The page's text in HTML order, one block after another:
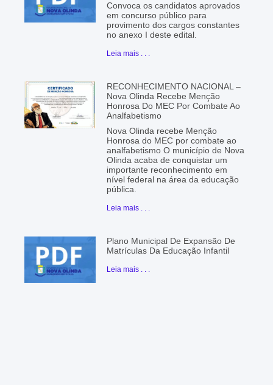
Convoca os candidatos aprovados
em concurso público para
provimento dos cargos constantes
no anexo I deste edital.
Leia mais . . .
RECONHECIMENTO NACIONAL –
Nova Olinda Recebe Menção
Honrosa Do MEC Por Combate Ao
Analfabetismo
Nova Olinda recebe Menção
Honrosa do MEC por combate ao
analfabetismo O município de Nova
Olinda acaba de conquistar um
importante reconhecimento em
nível federal na área da educação
pública.
Leia mais . . .
Plano Municipal De Expansão De
Matrículas Da Educação Infantil
Leia mais . . .